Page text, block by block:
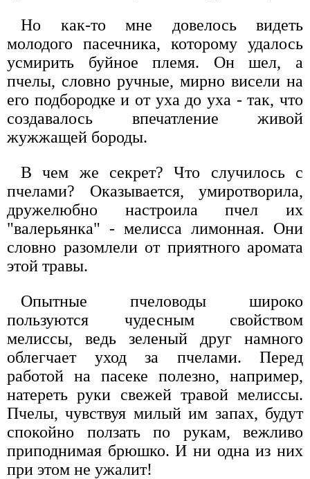
Но как-то мне довелось видеть
молодого пасечника, которому удалось
усмирить буйное племя. Он шел, а
пчелы, словно ручные, мирно висели на
его подбородке и от уха до уха - так, что
создавалось впечатление живой
жужжащей бороды.
В чем же секрет? Что случилось с
пчелами? Оказывается, умиротворила,
дружелюбно настроила пчел их
"валерьянка" - мелисса лимонная. Они
словно разомлели от приятного аромата
этой травы.
Опытные пчеловоды широко
пользуются чудесным свойством
мелиссы, ведь зеленый друг намного
облегчает уход за пчелами. Перед
работой на пасеке полезно, например,
натереть руки свежей травой мелиссы.
Пчелы, чувствуя милый им запах, будут
спокойно ползать по рукам, вежливо
приподнимая брюшко. И ни одна из них
при этом не ужалит!